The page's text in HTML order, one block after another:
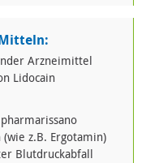
Arzneimittel
Lidocain
z.B. Ergotamin)
Blutdruckabfall